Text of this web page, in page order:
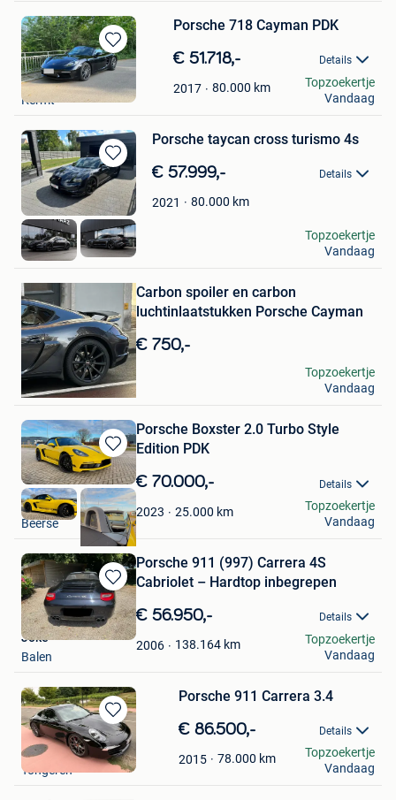
Bewaren
in
Mijn
Favorieten
Porsche 718 Cayman PDK
€ 51.718,- Details
2017 80.000 km
Jo Vandersmissen
Kermt
Topzoekertje
Vandaag
Bewaren
in
Mijn
Favorieten
Porsche taycan cross turismo 4s
€ 57.999,- Details
2021 80.000 km
sven
Wellen
Topzoekertje
Vandaag
Bewaren
Mijn
Favorieten
Carbon spoiler en carbon
luchtinlaatstukken Porsche Cayman
€ 750,-
Kdw
Gentbrugge
Topzoekertje
Vandaag
Bewaren
in
Mijn
Favorieten
Porsche Boxster 2.0 Turbo Style
Edition PDK
€ 70.000,- Details
2023 25.000 km
jo
Beerse
Topzoekertje
Vandaag
Bewaren
in
Mijn
Favorieten
Porsche 911 (997) Carrera 4S
Cabriolet – Hardtop inbegrepen
€ 56.950,- Details
2006 138.164 km
Joke
Balen
Topzoekertje
Vandaag
Bewaren
in
Mijn
Favorieten
Porsche 911 Carrera 3.4
€ 86.500,- Details
2015 78.000 km
debusschere
Tongeren
Topzoekertje
Vandaag